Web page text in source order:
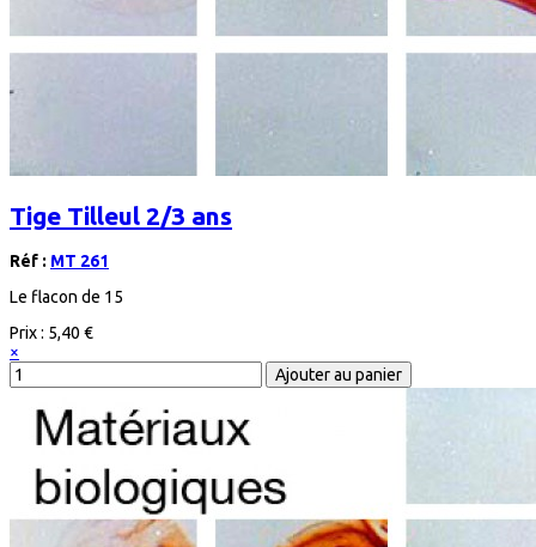
Tige Tilleul 2/3 ans
Réf : MT 261
Le flacon de 15
Prix : 5,40 €
×